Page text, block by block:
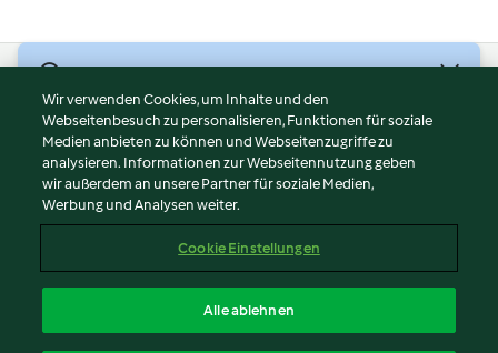
Nutzungsbedingungen
Datenschutzrichtlinien
Disclaimer
Impressum
Inhalt melden
Erklärung zur Barrierefreiheit
Wir verwenden Cookies, um Inhalte und den
Webseitenbesuch zu personalisieren, Funktionen für soziale
Medien anbieten zu können und Webseitenzugriffe zu
analysieren. Informationen zur Webseitennutzung geben
wir außerdem an unsere Partner für soziale Medien,
Werbung und Analysen weiter.
Cookie Einstellungen
Alle ablehnen